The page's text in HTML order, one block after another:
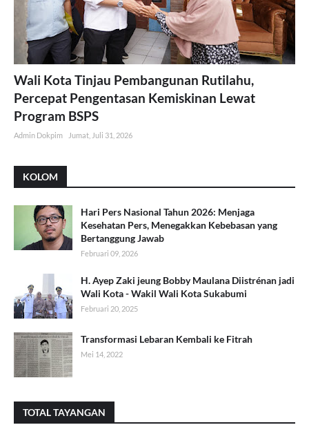
Wali Kota Tinjau Pembangunan Rutilahu,
Percepat Pengentasan Kemiskinan Lewat
Program BSPS
Admin Dokpim Jumat, Juli 31, 2026
KOLOM
Hari Pers Nasional Tahun 2026: Menjaga
Kesehatan Pers, Menegakkan Kebebasan yang
Bertanggung Jawab
Februari 09, 2026
H. Ayep Zaki jeung Bobby Maulana Diistrénan jadi
Wali Kota - Wakil Wali Kota Sukabumi
Februari 20, 2025
Transformasi Lebaran Kembali ke Fitrah
Mei 14, 2022
TOTAL TAYANGAN